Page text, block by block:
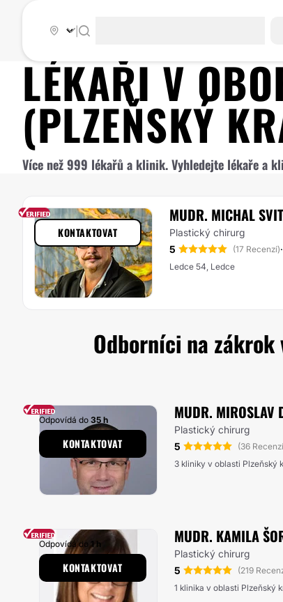
LÉKAŘI V
(PLZEŇSKÝ
Více než 999 lékařů a klinik. Vyhledejte lékaře a
MUDR. MICHAL
Plastický chirurg
5
(17 Recenzí)·
Ledce 54, Ledce
KONTAKTOVAT
Odborníci na
MUDR. MIROSLAV
Plastický chirurg
5
(36
3 kliniky v oblasti Plzeňský
Odpovídá do 35 h
KONTAKTOVAT
MUDR. KAMILA
Plastický chirurg
5
(219
1 klinika v oblasti Plzeňský
Odpovídá do 1 h
KONTAKTOVAT